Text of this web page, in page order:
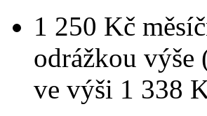
1 250 Kč
odrážkou výše
ve výši 1 338